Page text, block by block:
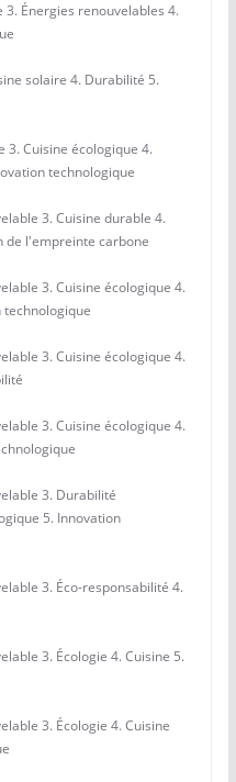
Énergies renouvelables 4.
solaire 4. Durabilité 5.
3. Cuisine écologique 4.
technologique
3. Cuisine durable 4.
de l'empreinte carbone
3. Cuisine écologique 4.
3. Cuisine écologique 4.
3. Cuisine écologique 4.
3. Durabilité
5. Innovation
3. Éco-responsabilité 4.
3. Écologie 4. Cuisine 5.
3. Écologie 4. Cuisine